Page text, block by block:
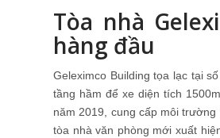
Tòa nhà
hàng đầu
Geleximco Building tọa lạc tại
tầng hầm để xe diện tích
năm 2019, cung cấp môi
tòa nhà văn phòng mới xuất